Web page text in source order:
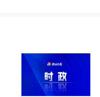
来自非洲。非洲
记于心。在经济
疫前，在今天的
，中非肩并肩、